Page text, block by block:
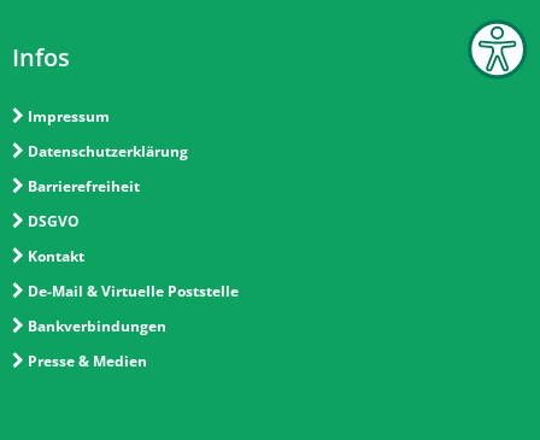
Infos
Impressum
Datenschutzerklärung
Barrierefreiheit
DSGVO
Kontakt
De-Mail & Virtuelle Poststelle
Bankverbindungen
Presse & Medien